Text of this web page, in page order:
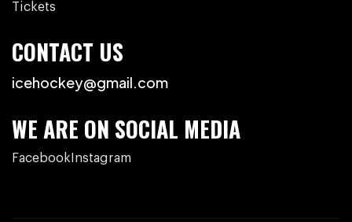
Tickets
CONTACT US
icehockey@gmail.com
WE ARE ON SOCIAL MEDIA
Facebook Instagram